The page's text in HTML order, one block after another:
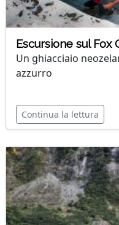
Escursione sul Fox
Un ghiacciaio
azzurro
Continua la lettura